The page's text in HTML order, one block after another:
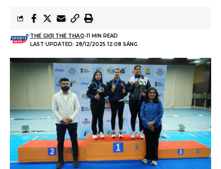
LAST UPDATED: 28/12/2025 12:08 SÁNG
THẾ GIỚI THỂ THAO 11 MIN READ